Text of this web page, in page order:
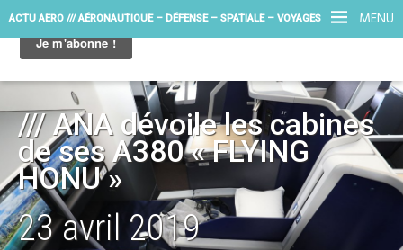
MENU
ACTU AERO /// AÉRONAUTIQUE – DÉFENSE – SPATIALE – VOYAGES
/// ANA dévoile les cabines
de ses A380 « FLYING
HONU »
23 avril 2019